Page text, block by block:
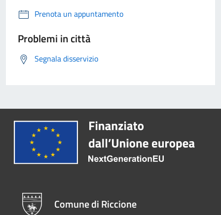
Prenota un appuntamento
Problemi in città
Segnala disservizio
Comune di Riccione